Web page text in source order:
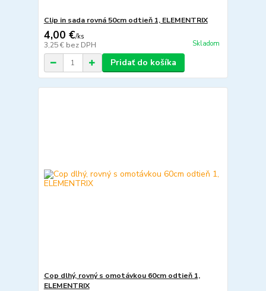
Clip in sada rovná 50cm odtieň 1, ELEMENTRIX
4,00 €/ks
3,25 € bez DPH Skladom
Pridať do košíka
Cop dlhý, rovný s omotávkou 60cm odtieň 1,
ELEMENTRIX